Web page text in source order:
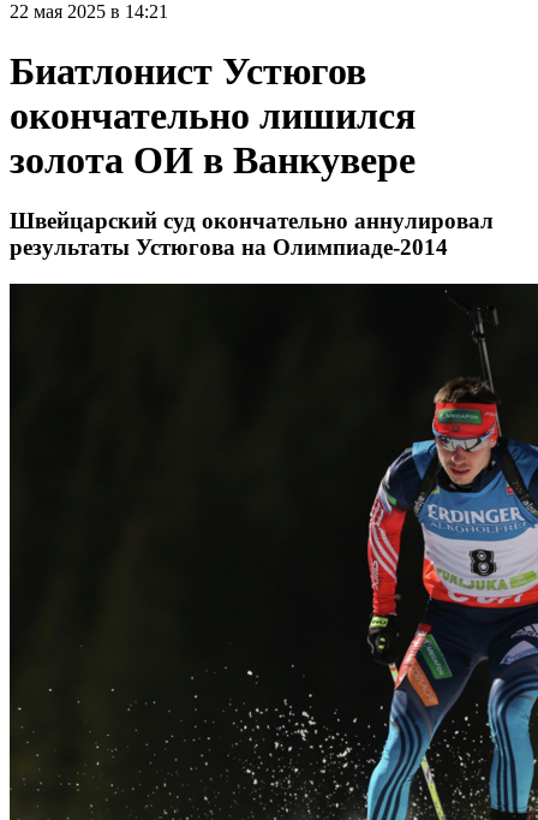
22 мая 2025 в 14:21
Биатлонист Устюгов
окончательно лишился
золота ОИ в Ванкувере
Швейцарский суд окончательно аннулировал
результаты Устюгова на Олимпиаде-2014